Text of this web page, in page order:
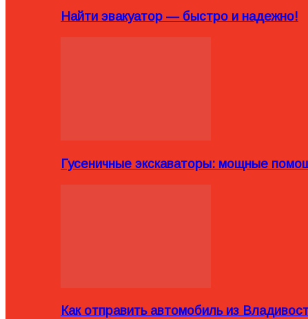
Найти эвакуатор — быстро и надежно!
Гусеничные экскаваторы: мощные
Как отправить автомобиль из